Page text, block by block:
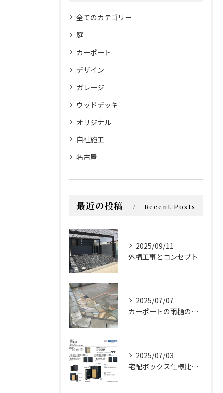
全てのカテゴリー
庭
カーポート
デザイン
ガレージ
ウッドデッキ
オリジナル
自社施工
名古屋
最近の投稿 Recent Posts
2025/09/11
外構工事とコンセプト
2025/07/07
カーポートの雨樋の排水処理ちゃんとしてますか？
2025/07/03
宅配ボックス仕様比較（ヴィコDB100 vs LIXIL ボックスセットKN）①